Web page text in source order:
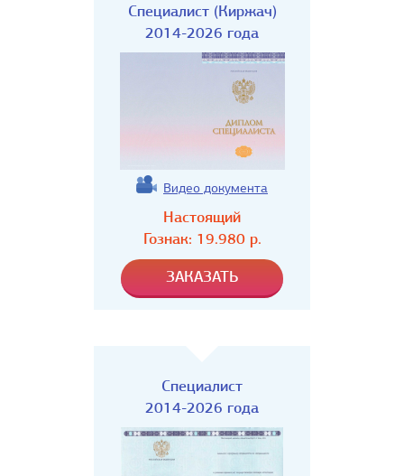
Специалист (Киржач)
2014-2026 года
Видео документа
Настоящий
Гознак: 19.980р.
Специалист
2014-2026 года